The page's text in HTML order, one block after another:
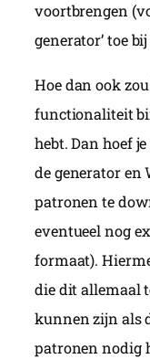
voortbrengen
generator’ toe
Hoe dan ook
functionaliteit
hebt. Dan hoef
de generator en
patronen te
eventueel nog
formaat).
die dit allemaal
kunnen zijn als
patronen nodig